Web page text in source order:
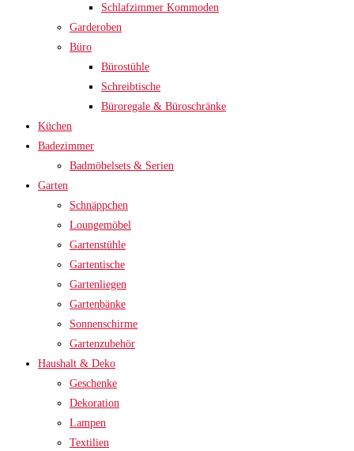
Schlafzimmer Kommoden
Garderoben
Büro
Bürostühle
Schreibtische
Büroregale & Büroschränke
Küchen
Badezimmer
Badmöbelsets & Serien
Garten
Schnäppchen
Loungemöbel
Gartenstühle
Gartentische
Gartenliegen
Gartenbänke
Sonnenschirme
Gartenzubehör
Haushalt & Deko
Geschenke
Dekoration
Lampen
Textilien